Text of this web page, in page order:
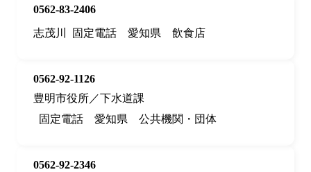
0562-83-2406
志茂川
固定電話 愛知県 飲食店
0562-92-1126
豊明市役所／下水道課
固定電話
愛知県 公共機関・団体
0562-92-2346